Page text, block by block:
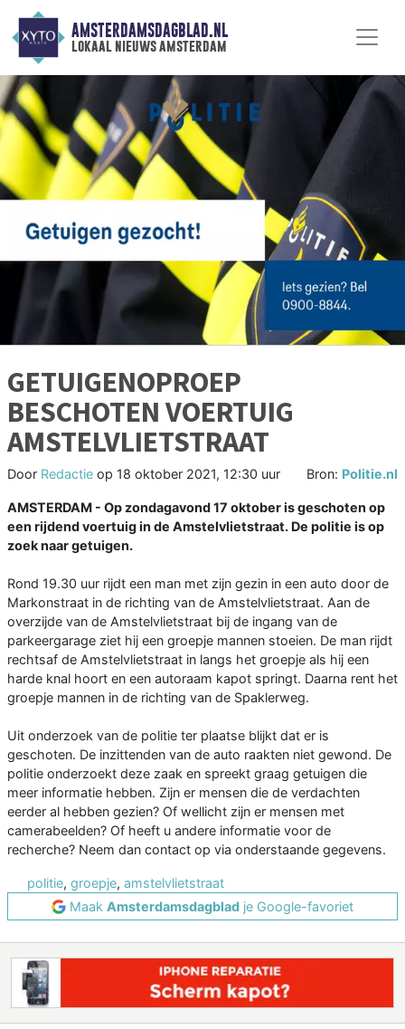
AMSTERDAMSDAGBLAD.NL
lokaal nieuws amsterdam
GETUIGENOPROEP
BESCHOTEN VOERTUIG
AMSTELVLIETSTRAAT
Door Redactie op 18 oktober 2021, 12:30 uur Bron: Politie.nl
AMSTERDAM - Op zondagavond 17 oktober is geschoten op
een rijdend voertuig in de Amstelvlietstraat. De politie is op
zoek naar getuigen.
Rond 19.30 uur rijdt een man met zijn gezin in een auto door de
Markonstraat in de richting van de Amstelvlietstraat. Aan de
overzijde van de Amstelvlietstraat bij de ingang van de
parkeergarage ziet hij een groepje mannen stoeien. De man rijdt
rechtsaf de Amstelvlietstraat in langs het groepje als hij een
harde knal hoort en een autoraam kapot springt. Daarna rent het
groepje mannen in de richting van de Spaklerweg.
Uit onderzoek van de politie ter plaatse blijkt dat er is
geschoten. De inzittenden van de auto raakten niet gewond. De
politie onderzoekt deze zaak en spreekt graag getuigen die
meer informatie hebben. Zijn er mensen die de verdachten
eerder al hebben gezien? Of wellicht zijn er mensen met
camerabeelden? Of heeft u andere informatie voor de
recherche? Neem dan contact op via onderstaande gegevens.
politie, groepje, amstelvlietstraat
Maak Amsterdamsdagblad je Google-favoriet